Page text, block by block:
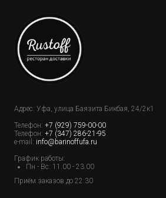
Адрес: Уфа, улица Баязита Бикбая, 24/2к1
Телефон: +7 (929) 759-00-00
Телефон: +7 (347) 286-21-95
e-mail: info@barinoffufa.ru
График работы:
Пн - Вс: 11.00 - 23.00
Приём заказов до 22:30